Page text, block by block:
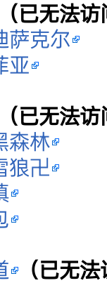
已无法访
萨克尔
亚
已无法访
森林
狼卍
（已无法